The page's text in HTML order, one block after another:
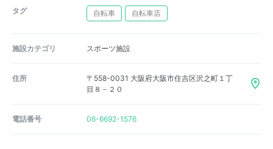
タグ 自転車 自転車店
施設カテゴリ スポーツ施設
住所
〒558-0031 大阪府大阪市住吉区沢之町１丁
目８－２０
電話番号 06-6692-1576